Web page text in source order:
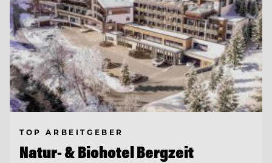
TOP ARBEITGEBER
Natur- & Biohotel Bergzeit